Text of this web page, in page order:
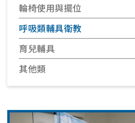
輪椅使用與擺位
呼吸類輔具衛教
育兒輔具
其他類